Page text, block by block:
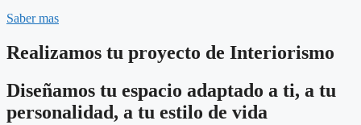
Saber mas
Realizamos tu proyecto de Interiorismo
Diseñamos tu espacio adaptado a ti, a tu
personalidad, a tu estilo de vida